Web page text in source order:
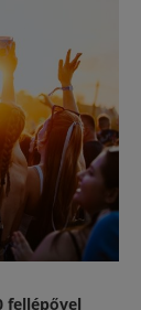
fellépővel